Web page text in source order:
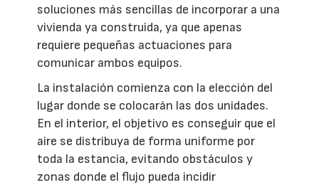
soluciones más sencillas de incorporar a una
vivienda ya construida, ya que apenas
requiere pequeñas actuaciones para
comunicar ambos equipos.
La instalación comienza con la elección del
lugar donde se colocarán las dos unidades.
En el interior, el objetivo es conseguir que el
aire se distribuya de forma uniforme por
toda la estancia, evitando obstáculos y
zonas donde el flujo pueda incidir